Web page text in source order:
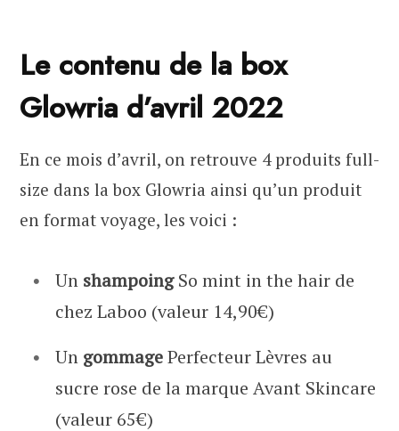
Le contenu de la box
Glowria d’avril 2022
En ce mois d’avril, on retrouve 4 produits full-
size dans la box Glowria ainsi qu’un produit
en format voyage, les voici :
Un shampoingSo mint in the hair de
chez Laboo (valeur 14,90€)
Un gommagePerfecteur Lèvres au
sucre rose de la marque Avant Skincare
(valeur 65€)